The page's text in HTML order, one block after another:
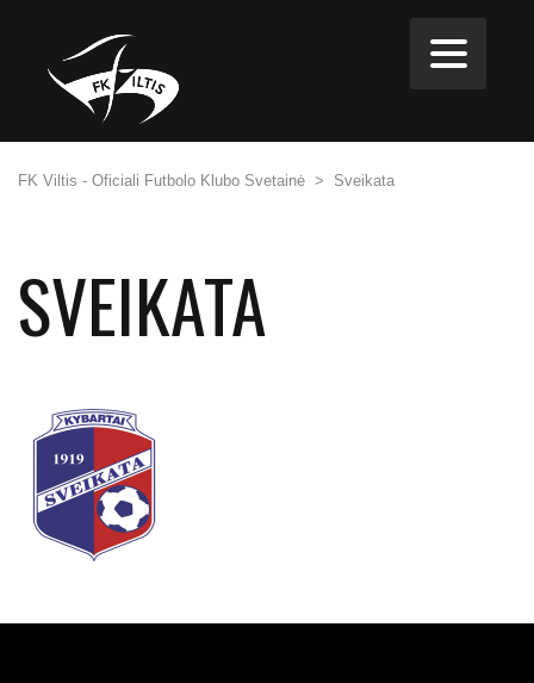
FK Viltis - Oficiali Futbolo Klubo Svetainė > Sveikata
SVEIKATA